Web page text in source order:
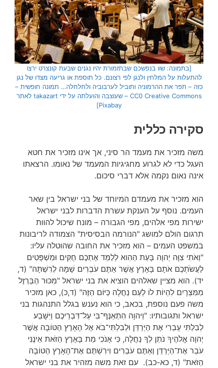
[בתמונה: שוו בנפשכם שבתזמורת יהיו נגנים שבעת קונצרט ירצו
להתעלות על המלחין ולנגן לפי רצונם. כל תוספת או גריעה מצדו של נגן
כזה – תפר את ההרמוניה ותוביל לערבוביה ולחלחלה… תמונה חופשית –
CC0 Creative Commons – שעוצבה והועלתה על ידי takazart לאתר
Pixabay]
סקירה כללית
משה מזכיר את מעמד הר סיני, אך אינו מזכיר את חטא
העגל כדי לא לגרוע מחגיגיות המעמד של נאומו. הרצאתו
אינה נאום נקמה אלא דברי סיכום.
הוא מזכיר את מעמדם המיוחד של בני ישראל בין שאר
העמים. נוסף על הענקת עשרת הדברות לבני ישראל
ישירות מפי אלהים, מפי הגבורה – מונח שיכול להוות
תרגום הולם למושג "הנורמה הבסיסית" הצמודה לריבונות
במשפט העמים – הוא מזכיר את החובה שהוטלה עליו:
"וְאֹתִי צִוָּה יְהוָה בָּעֵת הַהִוא לְלַמֵּד אֶתְכֶם חֻקִּים וּמִשְׁפָּטִים
לַעֲשֹׂתְכֶם אֹתָם בָּאָרֶץ אֲשֶׁר אַתֶּם עֹבְרִים שָׁמָּה לְרִשְׁתָּהּ" (ד,
יד). הוא מציין שאלהים הוציא את בני ישראל "מִכּוּר הַבַּרְזֶל
מִמִּצְרָיִם לִהְיוֹת לוֹ לְעַם נַחֲלָה כַּיּוֹם הַזֶּה" (ד,כ), כאן מזכיר
משה פעם נוספת, בכאב, כי הוא נענש בגלל התנהגות בני
ישראל ותגובותיו: "וַיהוָה הִתְאַנֶּף־בִּי עַל־דִּבְרֵיכֶם וַיִּשָּׁבַע
לְבִלְתִּי עָבְרִי אֶת הַיַּרְדֵּן וּלְבִלְתִּי־בֹא אֶל הָאָרֶץ הַטּוֹבָה אֲשֶׁר
יְהוָה אֱלֹהֶיךָ נֹתֵן לְךָ נַחֲלָה, כִּי אָנֹכִי מֵת בָּאָרֶץ הַזֹּאת אֵינֶנִּי
עֹבֵר אֶת־הַיַּרְדֵּן וְאַתֶּם עֹבְרִים וִירִשְׁתֶּם אֶת־הָאָרֶץ הַטּוֹבָה
הַזֹּאת" (ד, כא-כב). עם זאת משה מזהיר את בני ישראל